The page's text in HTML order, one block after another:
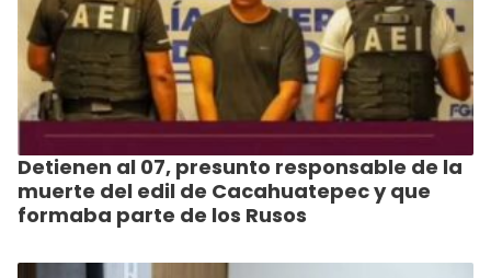
Detienen al 07, presunto responsable de la
muerte del edil de Cacahuatepec y que
formaba parte de los Rusos